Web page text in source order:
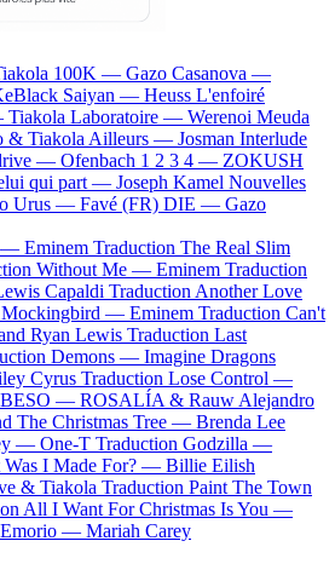
100K — Gazo Casanova —
Saiyan — Heuss L'enfoiré
Tiakola Laboratoire — Werenoi Meuda
& Tiakola Ailleurs — Josman Interlude
— Ofenbach 1 2 3 4 — ZOKUSH
qui part — Joseph Kamel Nouvelles
Urus — Favé (FR) DIE — Gazo
— Eminem Traduction The Real Slim
Without Me — Eminem Traduction
Capaldi Traduction Another Love
Mockingbird — Eminem Traduction Can't
Ryan Lewis Traduction Last
Demons — Imagine Dragons
Cyrus Traduction Lose Control —
BESO — ROSALÍA & Rauw Alejandro
The Christmas Tree — Brenda Lee
— One-T Traduction Godzilla —
Was I Made For? — Billie Eilish
& Tiakola Traduction Paint The Town
All I Want For Christmas Is You —
Emorio — Mariah Carey